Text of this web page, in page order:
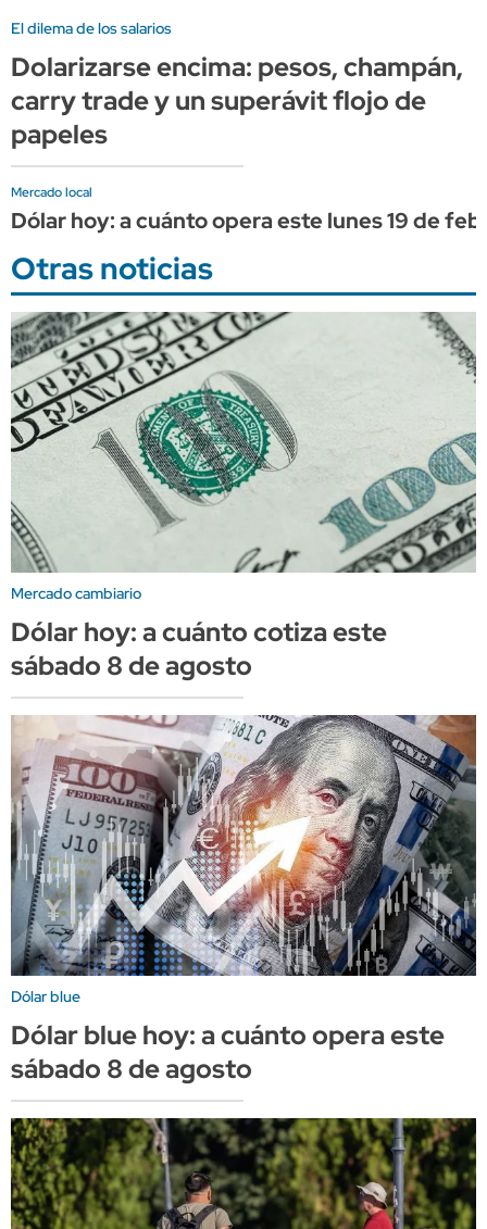
El dilema de los salarios
Dolarizarse encima: pesos, champán,
carry trade y un superávit flojo de
papeles
Mercado local
Dólar hoy: a cuánto opera este lunes 19 de
Otras noticias
Mercado cambiario
Dólar hoy: a cuánto cotiza este
sábado 8 de agosto
Dólar blue
Dólar blue hoy: a cuánto opera este
sábado 8 de agosto